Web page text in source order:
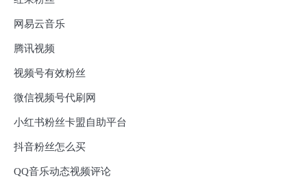
网易云音乐
腾讯视频
视频号有效粉丝
微信视频号代刷网
小红书粉丝卡盟自助平台
抖音粉丝怎么买
QQ音乐动态视频评论